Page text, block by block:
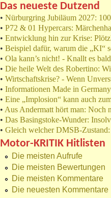
Das neueste Dutzend
• Nürburgring Jubiläum 2027:
• P72 & 01 Hypercars:
• Entwicklung hin zur Krise:
• Beispiel dafür, warum die „KI“
• Ola kann’s nicht! - Knallt es
• Die heile Welt des Robertino:
• Wirtschaftskrise? - Wenn
• Informationen Made in
• Eine „Implosion“ kann auch
• Aus Andermatt hört man: Noch
• Das Basingstoke-Wunder:
• Gleich welcher DMSB-
Motor-KRITIK Hitlisten
Die meisten Aufrufe
Die meisten Bewertungen
Die meisten Kommentare
Die neuesten Kommentare